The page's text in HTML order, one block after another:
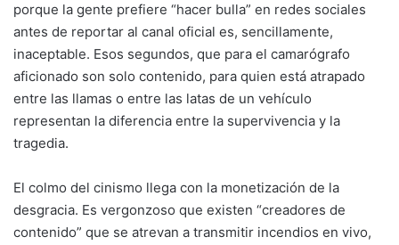
porque la gente prefiere “hacer bulla” en redes sociales
antes de reportar al canal oficial es, sencillamente,
inaceptable. Esos segundos, que para el camarógrafo
aficionado son solo contenido, para quien está atrapado
entre las llamas o entre las latas de un vehículo
representan la diferencia entre la supervivencia y la
tragedia.
El colmo del cinismo llega con la monetización de la
desgracia. Es vergonzoso que existen “creadores de
contenido” que se atrevan a transmitir incendios en vivo,